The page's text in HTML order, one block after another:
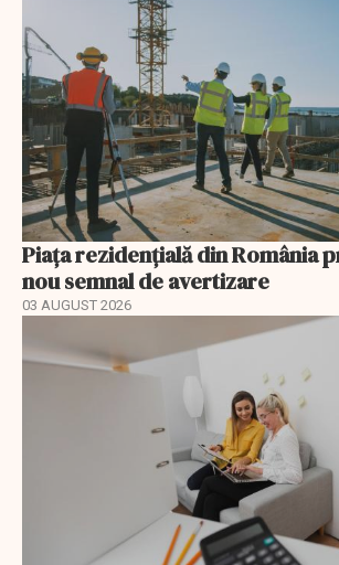
Piața rezidențială din România
nou semnal de avertizare
03 AUGUST 2026